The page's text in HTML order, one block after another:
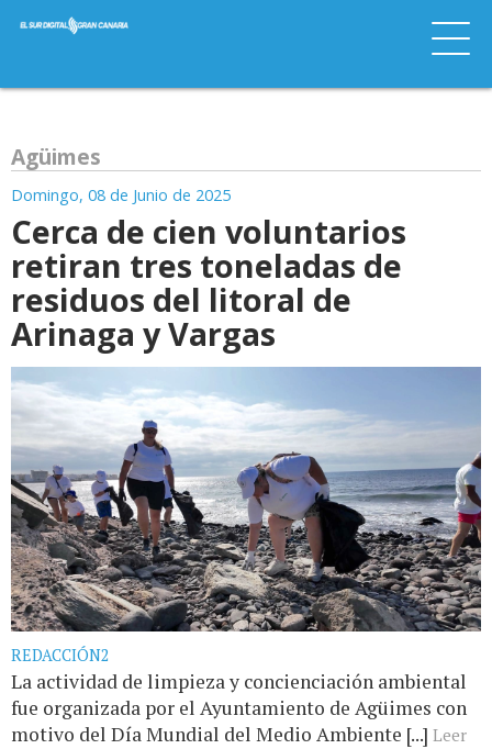
Agüimes
Domingo, 08 de Junio de 2025
Cerca de cien voluntarios
retiran tres toneladas de
residuos del litoral de
Arinaga y Vargas
REDACCIÓN2
La actividad de limpieza y concienciación ambiental
fue organizada por el Ayuntamiento de Agüimes con
motivo del Día Mundial del Medio Ambiente [...] Leer